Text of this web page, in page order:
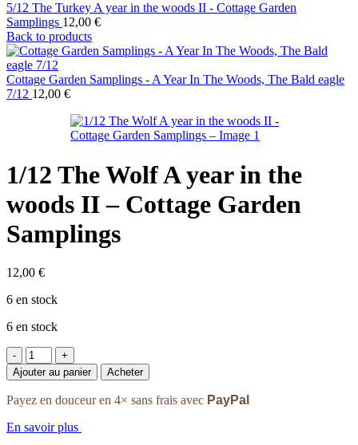
5/12 The Turkey A year in the woods II - Cottage Garden
Samplings 12,00 €
Back to products
Cottage Garden Samplings - A Year In The Woods, The Bald eagle
7/12 12,00 €
1/12 The Wolf A year in the
woods II – Cottage Garden
Samplings
12,00 €
6 en stock
6 en stock
quantité
de
1/12
The
A
Ajouter au panier Acheter
Payez en douceur en 4× sans frais avec PayPal
En savoir plus